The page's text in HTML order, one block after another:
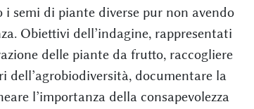
semi di piante diverse pur non avendo
Obiettivi dell’indagine, rappresentati
delle piante da frutto, raccogliere
documentare la
l’importanza della consapevolezza